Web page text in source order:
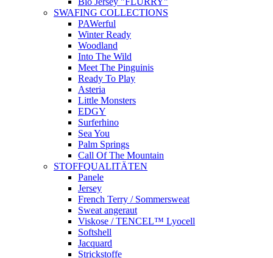
SWAFING COLLECTIONS
PAWerful
Winter Ready
Woodland
Into The Wild
Meet The Pinguinis
Ready To Play
Asteria
Little Monsters
EDGY
Surferhino
Sea You
Palm Springs
Call Of The Mountain
STOFFQUALITÄTEN
Panele
Jersey
French Terry / Sommersweat
Sweat angeraut
Viskose / TENCEL™ Lyocell
Softshell
Jacquard
Strickstoffe